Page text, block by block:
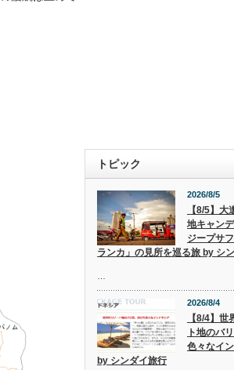
トピック
2026/8/5
【8/5】大
地キャン
ジープサ
ランカ」の見所を巡る旅 by シ
2026/8/4
【8/4】世
ト地のバ
色々なイ
by シンダイ旅行